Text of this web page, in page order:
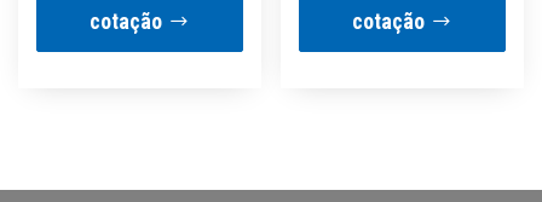
cotação
cotação